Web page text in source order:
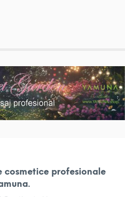
cosmetice profesionale